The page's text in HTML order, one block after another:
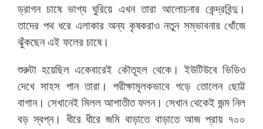
ড্রাগন চাষে ভাগ্য ঘুরিয়ে এখন তারা আলোচনার কেন্দ্রবিন্দু।
তাদের পথ ধরে এলাকার অন্য কৃষকরাও নতুন সম্ভাবনার খোঁজে
ঝুঁকছেন এই ফলের চাষে।
শুরুটা হয়েছিল একেবারেই কৌতূহল থেকে। ইউটিউবে ভিডিও
দেখে সাহস পান তারা। পরীক্ষামূলকভাবে গড়ে তোলেন ছোট্ট
বাগান। সেখানেই মিলল আশাতীত ফলন। সেখান থেকেই জন্ম নিল
বড় স্বপ্ন। ধীরে ধীরে জমি বাড়াতে বাড়াতে আজ প্রায় ৭০০